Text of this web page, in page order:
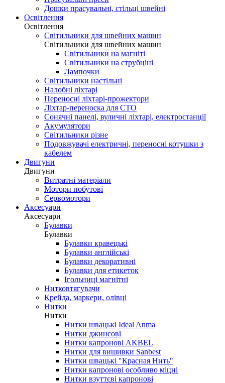
Дошки прасувальні, стільці швейні
Освітлення
Освітлення
Світильники для швейних машин
Світильники для швейних машин
Світильники на магніті
Світильники на струбціні
Лампочки
Світильники настільні
Налобні ліхтарі
Переносні ліхтарі-прожектори
Ліхтар-переноска для СТО
Сонячні панелі, вуличні ліхтарі, електростанції
Акумулятори
Світильники різне
Подовжувачі електричні, переносні котушки з
кабелем
Двигуни
Двигуни
Витратні матеріали
Мотори побутові
Сервомотори
Аксесуари
Аксесуари
Булавки
Булавки
Булавки кравецькі
Булавки англійські
Булавки декоративні
Булавки для етикеток
Ігольниці магнітні
Нитковтягувачи
Крейда, маркери, олівці
Нитки
Нитки
Нитки швацькі Ideal Anma
Нитки джинсові
Нитки капронові AKBEL
Нитки для вишивки Sanbest
Нитки швацькі "Красная Нить"
Нитки капронові особливо міцні
Нитки взуттєві капронові